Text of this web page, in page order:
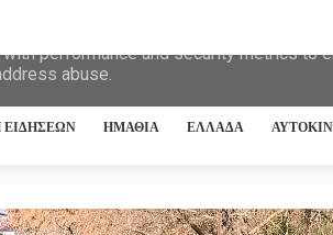
ΕΙΔΗΣΕΩΝ ΗΜΑΘΙΑ ΕΛΛΑΔΑ
performance and security metrics to
abuse.